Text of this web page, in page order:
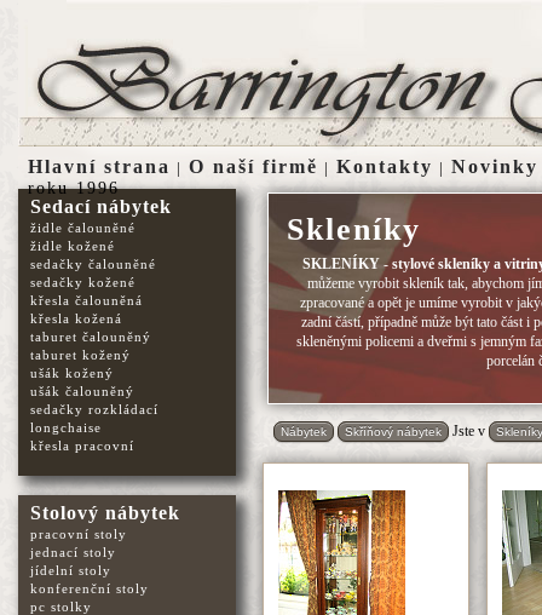
Skleníky
SKLENÍKY-stylové skleníky a
můžeme vyrobit skleník tak, abychom
zpracované a opět je umíme vyrobit v
zadní částí, případně může být tato část i
skleněnými policemi a dveřmi s jemným
porcelán
Nábytek Skříňový nábytek Jste v Skleníky
Sedací nábytek
židle čalouněné
židle kožené
sedačky čalouněné
sedačky kožené
křesla čalouněná
křesla kožená
taburet čalouněný
taburet kožený
ušák kožený
ušák čalouněný
sedačky rozkládací
longchaise
křesla pracovní
Stolový nábytek
pracovní stoly
jednací stoly
jídelní stoly
konferenční stoly
pc stolky
Hlavní strana | O naší firmě | Kontakty | Novinky
roku 1996